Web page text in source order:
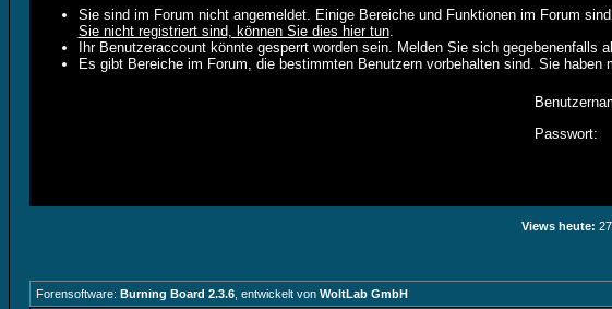
Sie sind im Forum nicht angemeldet. Einige Bereiche und Funktionen im Forum
Sie nicht registriert sind, können Sie dies hier tun.
Ihr Benutzeraccount könnte gesperrt worden sein. Melden Sie sich gegebenenfalls
Es gibt Bereiche im Forum, die bestimmten Benutzern vorbehalten sind. Sie
Passwort:
Views heute:
Forensoftware: Burning Board 2.3.6, entwickelt von WoltLab GmbH